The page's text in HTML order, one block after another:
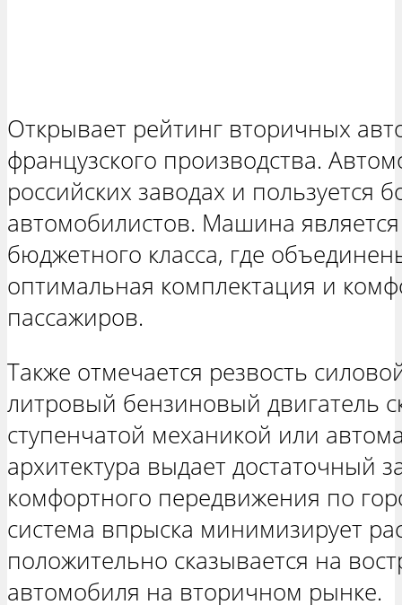
Открывает рейтинг вторичных
французского производства.
российских заводах и пользуется
автомобилистов. Машина
бюджетного класса, где
оптимальная комплектация и
пассажиров.
Также отмечается резвость
литровый бензиновый двигатель
ступенчатой механикой или
архитектура выдает достаточный
комфортного передвижения по
система впрыска минимизирует
положительно сказывается на
автомобиля на вторичном рынке.